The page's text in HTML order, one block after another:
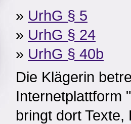
» UrhG § 5
» UrhG § 24
» UrhG § 40b
Die Klägerin
Internetplattform
bringt dort Texte,